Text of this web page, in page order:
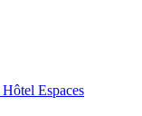
Hôtel Espaces